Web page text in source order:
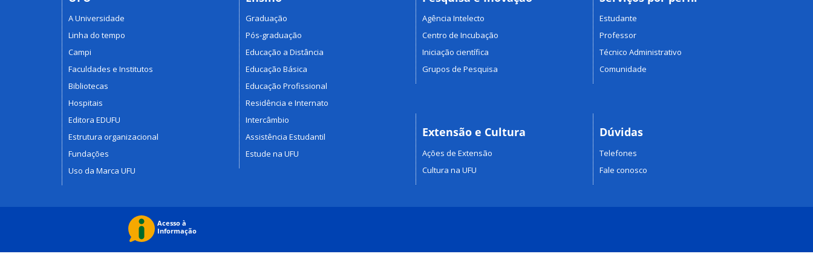
A Universidade
Linha do tempo
Campi
Faculdades e Institutos
Bibliotecas
Hospitais
Editora EDUFU
Estrutura organizacional
Fundações
Uso da Marca UFU
Graduação
Pós-graduação
Educação a Distância
Educação Básica
Educação Profissional
Residência e Internato
Intercâmbio
Assistência Estudantil
Estude na UFU
Agência Intelecto
Centro de Incubação
Iniciação científica
Grupos de Pesquisa
Extensão e Cultura
Ações de Extensão
Cultura na UFU
Estudante
Professor
Técnico Administrativo
Comunidade
Dúvidas
Telefones
Fale conosco